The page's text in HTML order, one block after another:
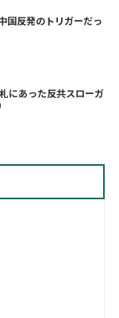
国反発のトリガーだっ
にあった反共スローガ